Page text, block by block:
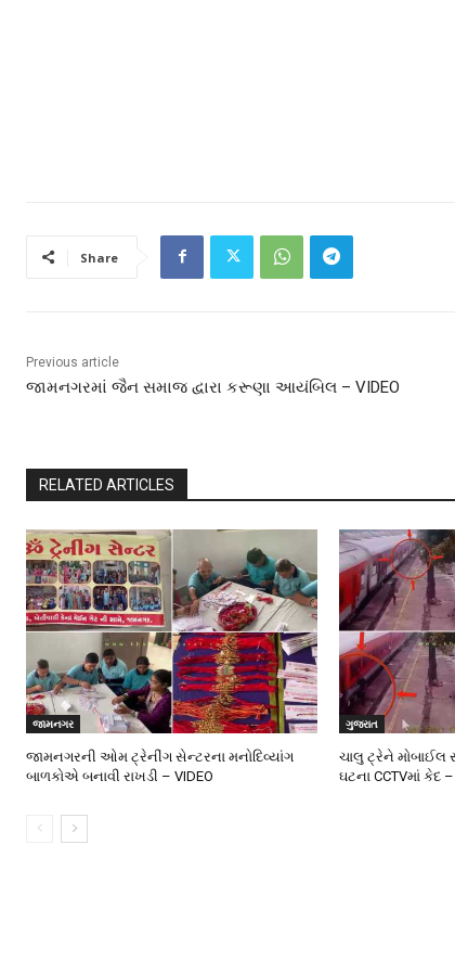
Share
Previous article
જામનગરમાં જૈન સમાજ દ્વારા કરૂણા આયંબિલ – VIDEO
RELATED ARTICLES
જામનગર
જામનગરની ઓમ ટ્રેનીંગ સેન્ટરના મનોદિવ્યાંગ
બાળકોએ બનાવી રાખડી – VIDEO
ગુજરાત
ચાલુ ટ્રેને મોબાઈલ
ઘટના CCTVમાં કેદ –